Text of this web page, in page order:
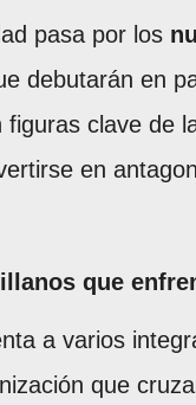
pasa por los
debutarán en
figuras clave de
en
que
a varios
que